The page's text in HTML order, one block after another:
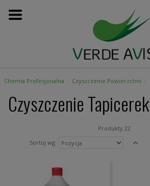
Przejdź
do
Chemia Profesjonalna Czyszczenie Powierzchni
Czyszczenie Tapicerek
Produkty 22
Sortuj wg
Ustaw